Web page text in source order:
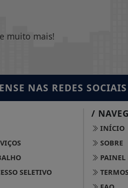
muito mais!
NAS REDES SOCIAIS
SELETIVO
/
INÍCIO
SOBRE
PAINEL